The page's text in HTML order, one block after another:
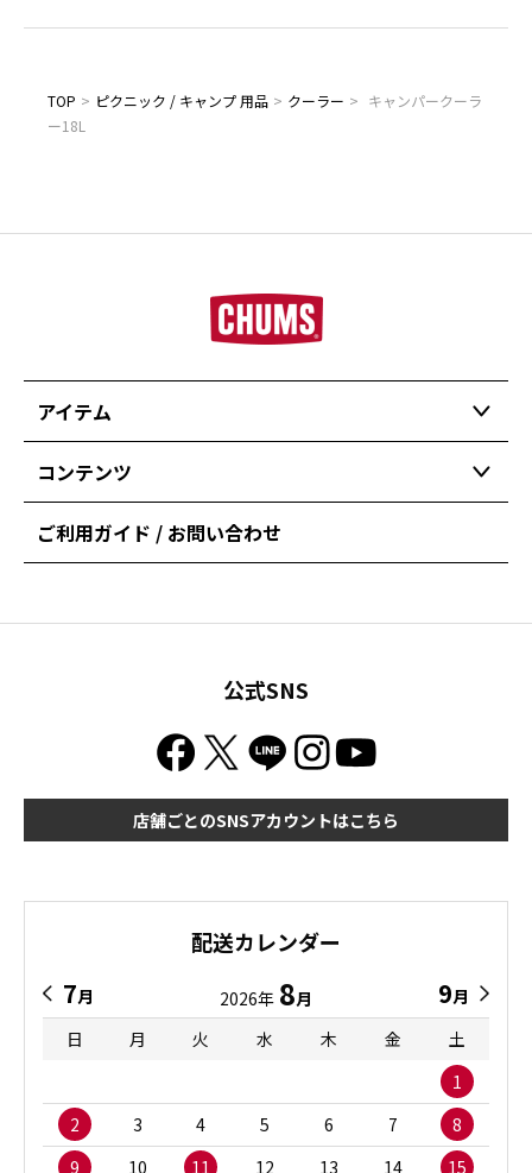
TOP > ピクニック / キャンプ 用品 > クーラー > キャンパークーラ
ー18L
アイテム
コンテンツ
ご利用ガイド / お問い合わせ
公式SNS
店舗ごとのSNSアカウントはこちら
配送カレンダー
7月 2026年 8月 9月
日
月 火 水 木 金
土
1
2
3 4 5 6 7
8
9
10 11 12 13 14 15